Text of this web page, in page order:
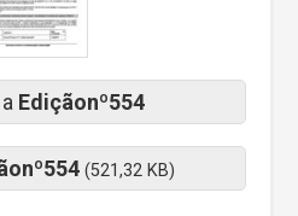
Ediçãonº554
(521,32 KB)